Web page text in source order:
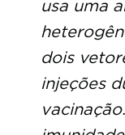
usa uma
dois
injeções